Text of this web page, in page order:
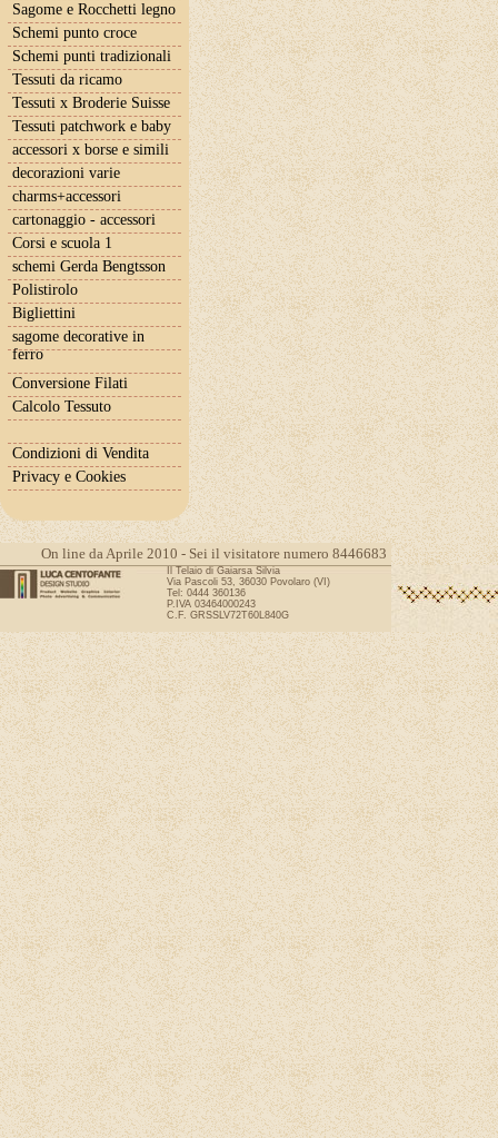
Sagome e Rocchetti legno
Schemi punto croce
Schemi punti tradizionali
Tessuti da ricamo
Tessuti x Broderie Suisse
Tessuti patchwork e baby
accessori x borse e simili
decorazioni varie
charms+accessori
cartonaggio - accessori
Corsi e scuola 1
schemi Gerda Bengtsson
Polistirolo
Bigliettini
sagome decorative in
ferro
Conversione Filati
Calcolo Tessuto
Condizioni di Vendita
Privacy e Cookies
On line da Aprile 2010 - Sei il visitatore numero 8446683
Il Telaio di Gaiarsa Silvia
Via Pascoli 53, 36030 Povolaro (VI)
Tel: 0444 360136
P.IVA 03464000243
C.F. GRSSLV72T60L840G